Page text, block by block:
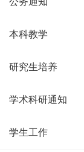
本科教学
研究生培养
学术科研通知
学生工作